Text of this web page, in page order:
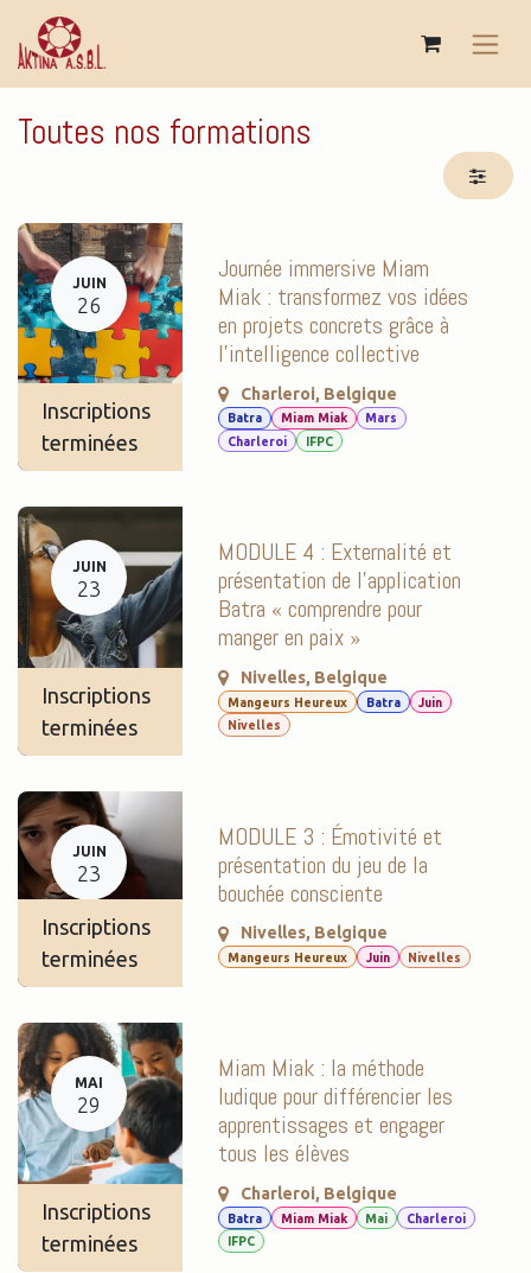
Se rendre au contenu
Toutes nos formations
JUIN
26
Inscriptions
terminées
Journée immersive Miam
Miak : transformez vos idées
en projets concrets grâce à
l'intelligence collective
Charleroi, Belgique
Batra Miam Miak
Mars
Charleroi
IFPC
JUIN
23
Inscriptions
terminées
MODULE 4 : Externalité et
présentation de l’application
Batra « comprendre pour
manger en paix »
Nivelles, Belgique
Mangeurs Heureux Batra
Juin
Nivelles
JUIN
23
Inscriptions
terminées
MODULE 3 : Émotivité et
présentation du jeu de la
bouchée consciente
Nivelles, Belgique
Mangeurs Heureux Juin Nivelles
MAI
29
Inscriptions
terminées
Miam Miak : la méthode
ludique pour différencier les
apprentissages et engager
tous les élèves
Charleroi, Belgique
Batra Miam Miak Mai
Charleroi
IFPC